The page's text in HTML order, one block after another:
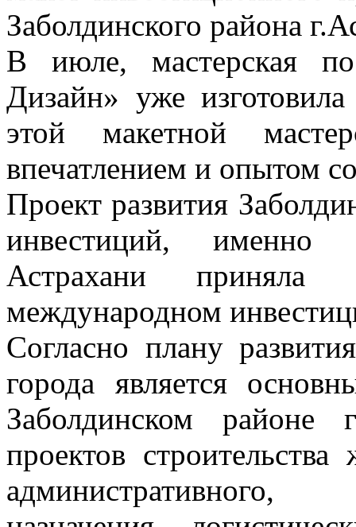
Заболдинского района
В июле, мастерская
Дизайн» уже
этой макетной
впечатлением и опытом
Проект развития
инвестиций, именно
Астрахани
международном
Согласно плану
города является
Заболдинском районе
проектов
административного,